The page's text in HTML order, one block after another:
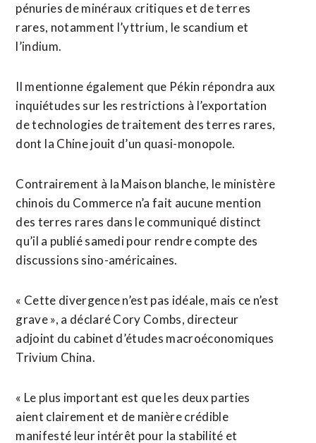
pénuries de minéraux critiques et de terres
rares, notamment l’yttrium, ⁠le scandium et
l’indium.
Il mentionne également que Pékin répondra aux
inquiétudes sur les restrictions à l’exportation
de technologies de traitement des terres rares,
dont ⁠la Chine jouit d’un quasi-monopole.
Contrairement à la Maison blanche, le ministère
chinois du Commerce n’a fait aucune mention
des terres rares dans le communiqué distinct
qu’il a publié samedi pour rendre compte des
discussions sino-américaines.
« Cette divergence n’est pas idéale, mais ce n’est
grave », a déclaré Cory Combs, directeur
adjoint du cabinet d’études macroéconomiques
Trivium China.
« Le plus important est que les deux parties
aient clairement et de manière crédible
manifesté leur intérêt pour ⁠la ‌stabilité et